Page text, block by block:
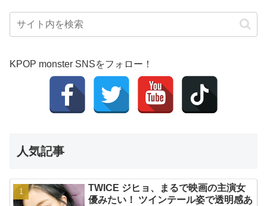
KPOP monster SNSをフォロー！
人気記事
TWICE ジヒョ、まるで映画の主演女
優みたい！ ツインテール姿で透明感あ